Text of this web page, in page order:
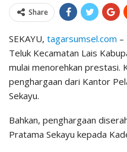
Share
SEKAYU, tagarsumsel.com –
Teluk Kecamatan Lais
mulai menorehkan prestasi.
penghargaan dari Kantor
Sekayu.
Bahkan, penghargaan
Pratama Sekayu kepada